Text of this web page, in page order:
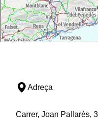
Adreça
Carrer, Joan Pallarès,